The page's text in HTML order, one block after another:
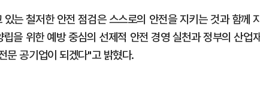
는 철저한 안전 점검은 스스로의 안전을 지키는 것과 함께
을 위한 예방 중심의 선제적 안전 경영 실천과 정부의 산업
문 공기업이 되겠다"고 밝혔다.